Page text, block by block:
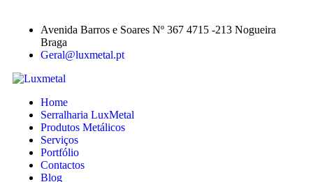
Avenida Barros e Soares Nº 367 4715 -213 Nogueira
Braga
Geral@luxmetal.pt
Home
Serralharia LuxMetal
Produtos Metálicos
Serviços
Portfólio
Contactos
Blog